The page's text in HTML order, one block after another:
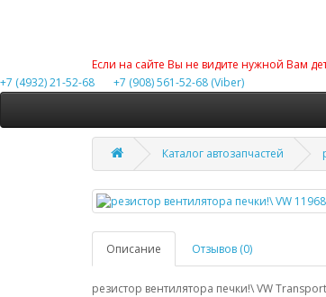
Если на сайте Вы не видите нужной Вам
+7 (4932) 21-52-68
+7 (908) 561-52-68 (Viber)
Каталог автозапчастей
Описание Отзывов (0)
резистор вентилятора печки!\ VW